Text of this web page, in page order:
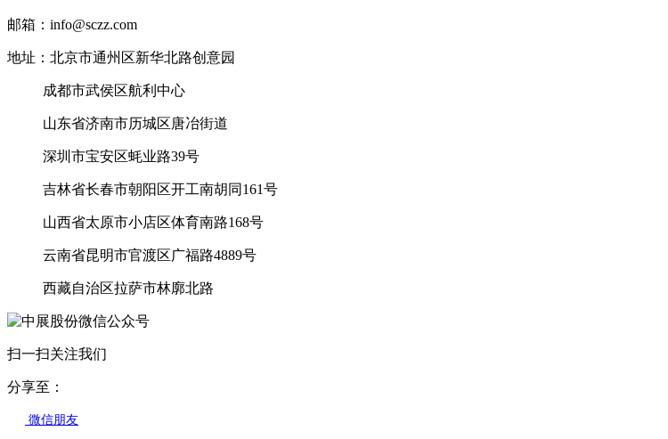
邮箱：info@sczz.com
地址：北京市通州区新华北路创意园
成都市武侯区航利中心
山东省济南市历城区唐冶街道
深圳市宝安区蚝业路39号
吉林省长春市朝阳区开工南胡同161号
山西省太原市小店区体育南路168号
云南省昆明市官渡区广福路4889号
西藏自治区拉萨市林廓北路
扫一扫关注我们
分享至：
微信朋友